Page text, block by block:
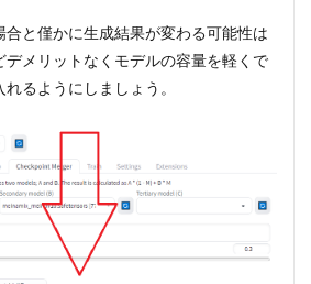
と僅かに生成結果が変わる可能性は
デメリットなくモデルの容量を軽くで
るようにしましょう。